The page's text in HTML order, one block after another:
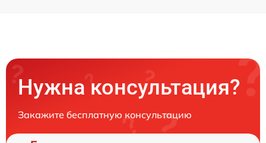
Нужна консультация?
Закажите бесплатную консультацию